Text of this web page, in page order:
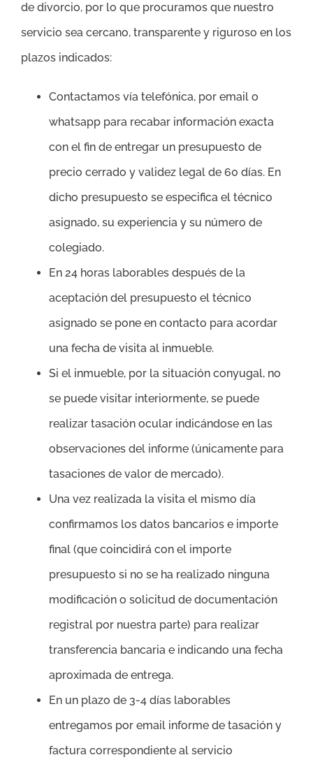
de divorcio, por lo que procuramos que nuestro
servicio sea cercano, transparente y riguroso en los
plazos indicados:
Contactamos vía telefónica, por email o
whatsapp para recabar información exacta
con el fin de entregar un presupuesto de
precio cerrado y validez legal de 60 días. En
dicho presupuesto se especifica el técnico
asignado, su experiencia y su número de
colegiado.
En 24 horas laborables después de la
aceptación del presupuesto el técnico
asignado se pone en contacto para acordar
una fecha de visita al inmueble.
Si el inmueble, por la situación conyugal, no
se puede visitar interiormente, se puede
realizar tasación ocular indicándose en las
observaciones del informe (únicamente para
tasaciones de valor de mercado).
Una vez realizada la visita el mismo día
confirmamos los datos bancarios e importe
final (que coincidirá con el importe
presupuesto si no se ha realizado ninguna
modificación o solicitud de documentación
registral por nuestra parte) para realizar
transferencia bancaria e indicando una fecha
aproximada de entrega.
En un plazo de 3-4 días laborables
entregamos por email informe de tasación y
factura correspondiente al servicio